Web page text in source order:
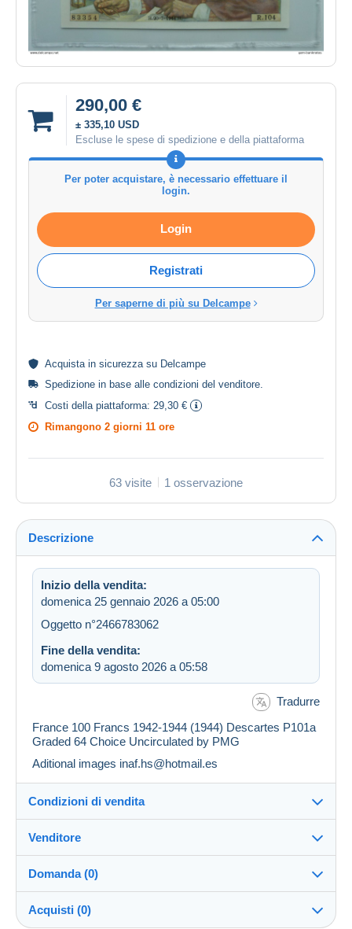
290,00 €
± 335,10 USD
Escluse le spese di spedizione e della piattaforma
Per poter acquistare, è necessario effettuare il
login.
Login
Registrati
Per saperne di più su Delcampe
Acquista in sicurezza su Delcampe
Spedizione in base alle condizioni del venditore
Costi della piattaforma: 29,30 €
Rimangono 2 giorni 11 ore
63 visite 1 osservazione
Descrizione
Inizio della vendita:
domenica 25 gennaio 2026 a 05:00
Oggetto n°2466783062
Fine della vendita:
domenica 9 agosto 2026 a 05:58
Tradurre
France 100 Francs 1942-1944 (1944) Descartes P101a
Graded 64 Choice Uncirculated by PMG
Aditional images inaf.hs@hotmail.es
Condizioni di vendita
Destinazione:
Vedi l'elenco dei paesi
Invio:
Invio dopo il pagamento
Venditore
gem-banknotes100%(833x)
Domanda (0)
Acquisti (0)